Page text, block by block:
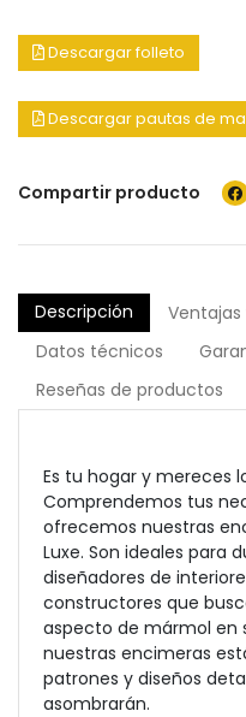
Descargar folleto
Descargar pautas de
Compartir producto
Descripción
Datos técnicos
Reseñas de productos
Es tu hogar y mereces
Comprendemos tus
ofrecemos nuestras
Luxe. Son ideales para
diseñadores de
constructores que
aspecto de mármol en
nuestras encimeras
patrones y diseños
asombrarán.